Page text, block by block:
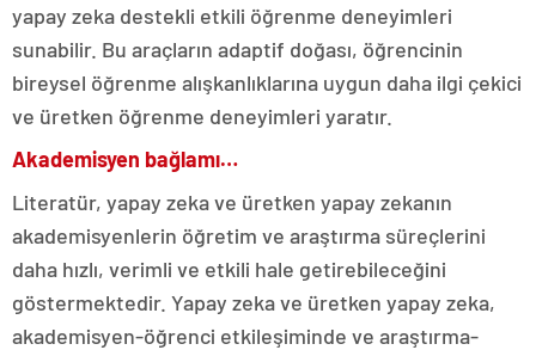
yapay zeka destekli etkili öğrenme deneyimleri
sunabilir. Bu araçların adaptif doğası, öğrencinin
bireysel öğrenme alışkanlıklarına uygun daha ilgi çekici
ve üretken öğrenme deneyimleri yaratır.
Akademisyen bağlamı…
Literatür, yapay zeka ve üretken yapay zekanın
akademisyenlerin öğretim ve araştırma süreçlerini
daha hızlı, verimli ve etkili hale getirebileceğini
göstermektedir. Yapay zeka ve üretken yapay zeka,
akademisyen-öğrenci etkileşiminde ve araştırma-